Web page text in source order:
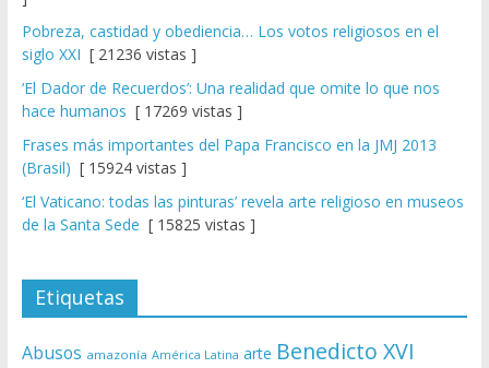
Pobreza, castidad y obediencia… Los votos religiosos en el
siglo XXI [ 21236 vistas ]
‘El Dador de Recuerdos’: Una realidad que omite lo que nos
hace humanos [ 17269 vistas ]
Frases más importantes del Papa Francisco en la JMJ 2013
(Brasil) [ 15924 vistas ]
‘El Vaticano: todas las pinturas’ revela arte religioso en museos
de la Santa Sede [ 15825 vistas ]
Etiquetas
Abusos amazonía América Latina arte Benedicto XVI